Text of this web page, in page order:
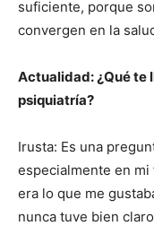
suficiente, porque
convergen en la
Actualidad: ¿Qué te
psiquiatría?
Irusta: Es una
especialmente en
era lo que me
nunca tuve bien